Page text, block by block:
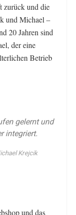
zurück und die
und Michael –
20 Jahren sind
der eine
Betrieb
gelernt und
integriert.
Krejcik
und das